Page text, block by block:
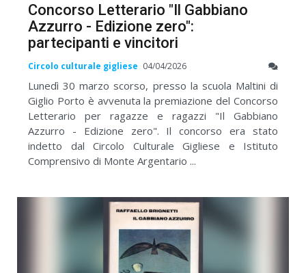
Concorso Letterario "Il Gabbiano
Azzurro - Edizione zero":
partecipanti e vincitori
Circolo culturale gigliese 04/04/2026
Lunedì 30 marzo scorso, presso la scuola Maltini di
Giglio Porto è avvenuta la premiazione del Concorso
Letterario per ragazze e ragazzi "Il Gabbiano
Azzurro - Edizione zero". Il concorso era stato
indetto dal Circolo Culturale Gigliese e Istituto
Comprensivo di Monte Argentario ...